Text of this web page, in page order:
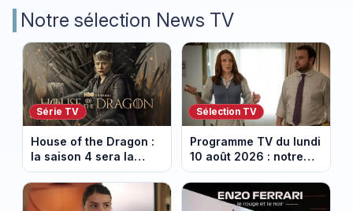
Notre sélection News TV
Série TV
House of the Dragon :
la saison 4 sera la
dernière, mais il faudra
attendre 2028
Sélection TV
Programme TV du lundi
10 août 2026 : notre
sélection pour votre
soirée télé